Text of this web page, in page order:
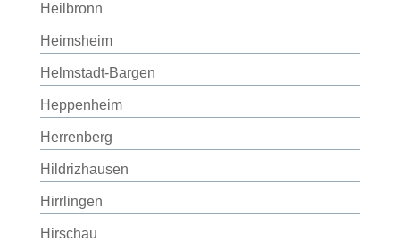
Heilbronn
Heimsheim
Helmstadt-Bargen
Heppenheim
Herrenberg
Hildrizhausen
Hirrlingen
Hirschau